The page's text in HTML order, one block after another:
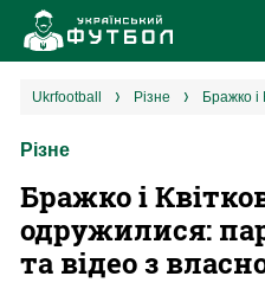
ukrfootball різне
Різне
Бражко і
одружилися:
та відео з